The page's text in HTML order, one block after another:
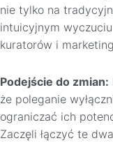
nie tylko na
intuicyjnym
kuratorów i
Podejście do zmian:
że poleganie
ograniczać ich
Zaczęli łączyć te